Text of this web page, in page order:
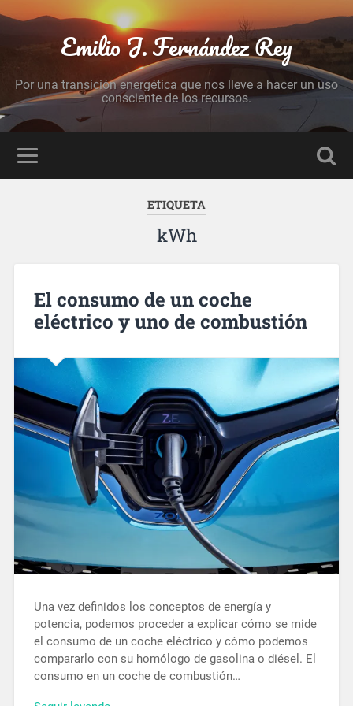
Emilio J. Fernández Rey
Por una transición energética que nos lleve a hacer un uso
consciente de los recursos.
ETIQUETA
kWh
El consumo de un coche
eléctrico y uno de combustión
Una vez definidos los conceptos de energía y
potencia, podemos proceder a explicar cómo se mide
el consumo de un coche eléctrico y cómo podemos
compararlo con su homólogo de gasolina o diésel. El
consumo en un coche de combustión…